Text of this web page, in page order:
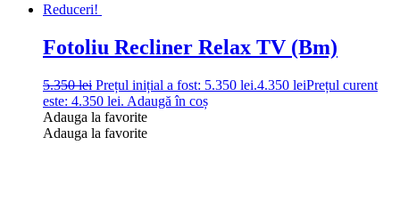
Reduceri!
Fotoliu Recliner Relax TV (Bm)
5.350lei Prețul inițial a fost: 5.350 lei.4.350 leiPrețul curent
este: 4.350 lei. Adaugă în coș
Adauga la favorite
Adauga la favorite